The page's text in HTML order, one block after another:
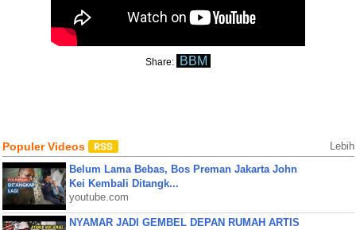
Share: BBM
Populer Videos Lebih
Belum Lama Bebas, Bos Preman Jakarta John
Kei Kembali Ditangk...
youtube.com
NYAMAR JADI GEMBEL DEPAN RUMAH ARTIS